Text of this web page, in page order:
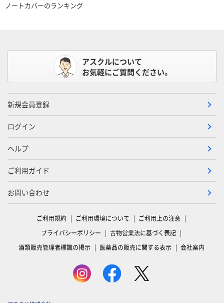
ノートカバーのランキング
アスクルについて
お気軽にご質問ください。
新規会員登録
ログイン
ヘルプ
ご利用ガイド
お問い合わせ
ご利用規約 ご利用環境について
ご利用上の注意
プライバシーポリシー
古物営業法に基づく表記
酒類販売管理者標識の掲示
医薬品の販売に関する表示 会社案内